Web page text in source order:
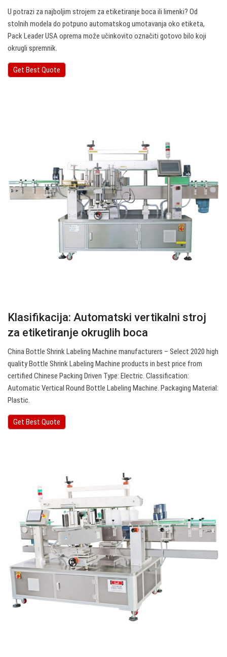
U potrazi za najboljim strojem za etiketiranje boca ili limenki? Od
stolnih modela do potpuno automatskog umotavanja oko etiketa,
Pack Leader USA oprema može učinkovito označiti gotovo bilo koji
okrugli spremnik.
Get Best Quote
Klasifikacija: Automatski vertikalni stroj
za etiketiranje okruglih boca
China Bottle Shrink Labeling Machine manufacturers – Select 2020 high
quality Bottle Shrink Labeling Machine products in best price from
certified Chinese Packing Driven Type: Electric. Classification:
Automatic Vertical Round Bottle Labeling Machine. Packaging Material:
Plastic.
Get Best Quote